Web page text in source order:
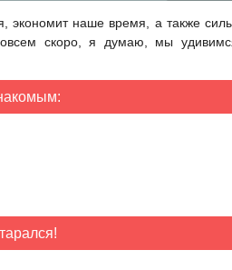
экономит наше время, а также
скоро, я думаю, мы